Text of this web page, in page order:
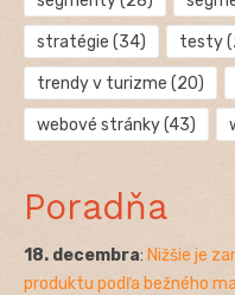
stratégie (34) testy
trendy v turizme (20)
webové stránky(43)
Poradňa
18. decembra: Nižšie je
produktu podľa bežného